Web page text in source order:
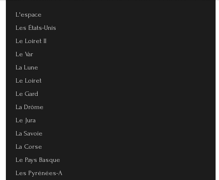
L'espace
Les États-Unis
Le Loiret II
Le Var
La Lune
Le Loiret
Le Gard
La Drôme
Le Jura
La Savoie
La Corse
Le Pays Basque
Les Pyrénées-A